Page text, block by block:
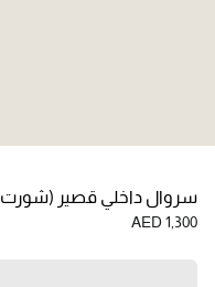
سروال داخلي قصير (شورت
AED 1,300